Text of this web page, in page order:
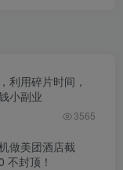
利用碎片时间，
小副业
3565
做美团酒店截
不封顶！